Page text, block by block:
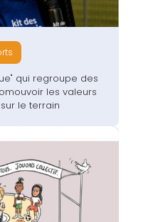
qui regroupe des
les valeurs
le terrain